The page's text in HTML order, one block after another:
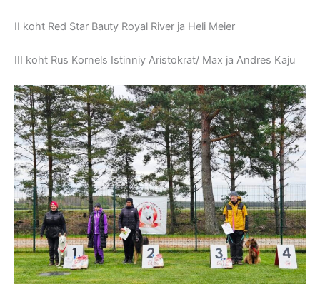
II koht Red Star Bauty Royal River ja Heli Meier
III koht Rus Kornels Istinniy Aristokrat/ Max ja Andres Kaju